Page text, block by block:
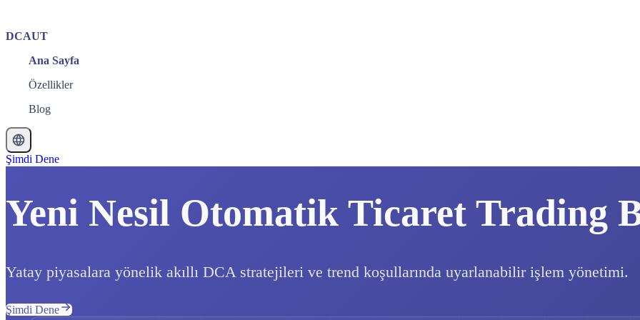
DCAUT
Ana Sayfa
Özellikler
Blog
Şimdi Dene
Yeni Nesil Otomatik Ticaret Trading
Yatay piyasalara yönelik akıllı DCA stratejileri ve trend koşullarında uyarlanabilir işlem yönetimi.
Şimdi Dene